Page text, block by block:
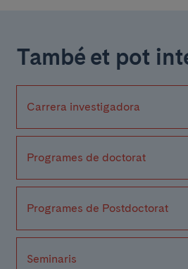
També et pot
Carrera investigadora
Programes de doctorat
Programes de Postdoctorat
Seminaris